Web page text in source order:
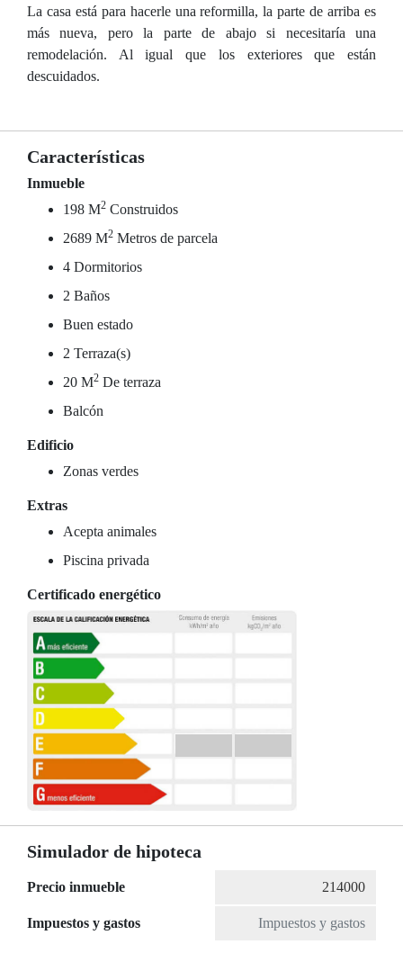
La casa está para hacerle una reformilla, la parte de arriba es
más nueva, pero la parte de abajo si necesitaría una
remodelación. Al igual que los exteriores que están
descuidados.
Características
Inmueble
198 M2 Construidos
2689 M2 Metros de parcela
4 Dormitorios
2 Baños
Buen estado
2 Terraza(s)
20 M2 De terraza
Balcón
Edificio
Zonas verdes
Extras
Acepta animales
Piscina privada
Certificado energético
Simulador de hipoteca
Precio inmueble
Impuestos y gastos